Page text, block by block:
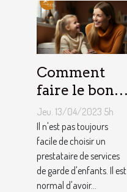
Comment
faire le bon
choix entre
une crèche et
une
assistante
maternelle ?
Jeu. 13/04/2023 5h
Il n'est pas toujours
facile de choisir un
prestataire de services
de garde d'enfants. Il est
normal d'avoir...